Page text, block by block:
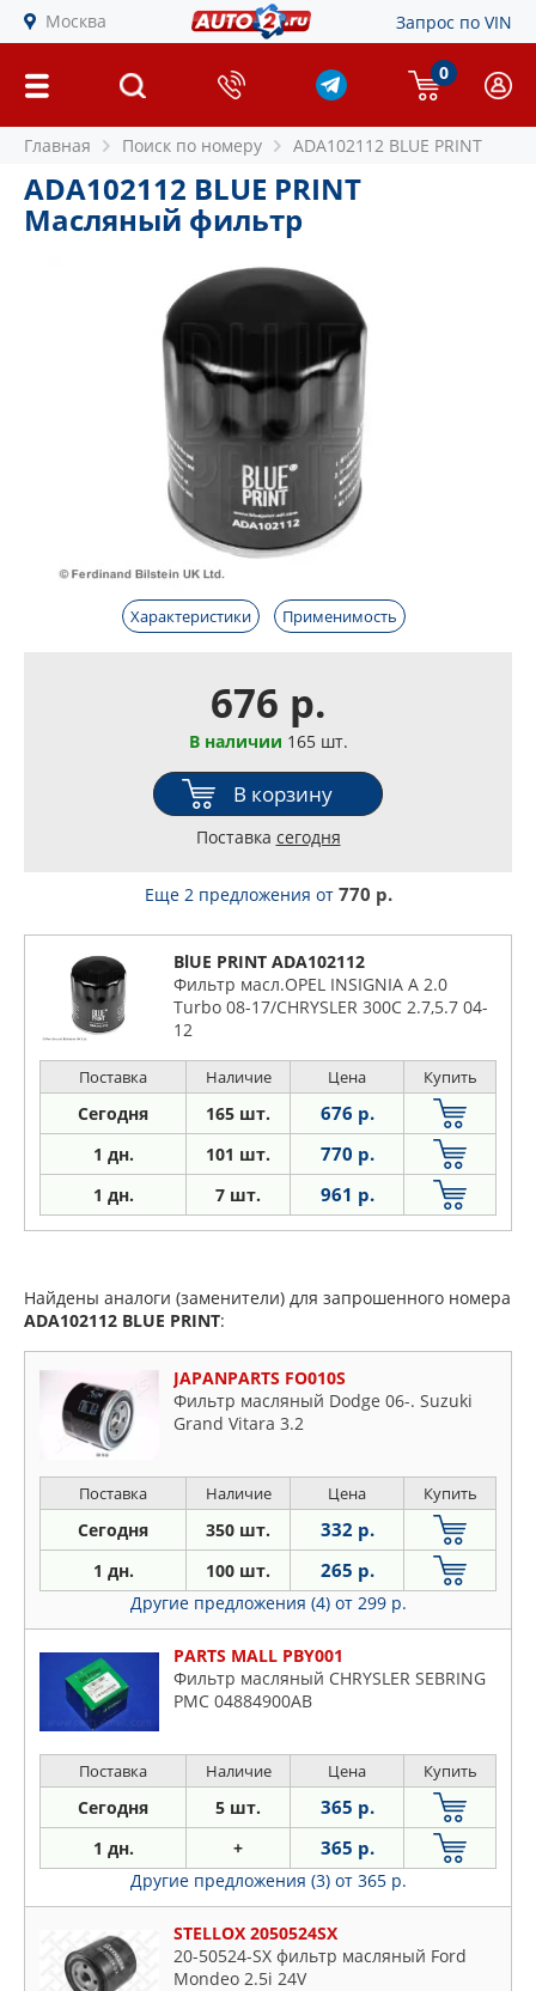
Москва Запрос по VIN
0
Главная Поиск по номеру ADA102112 BLUE PRINT
ADA102112 BLUE PRINT
Масляный фильтр
Характеристики Применимость
676 р.
В наличии 165 шт.
В корзину
Поставка сегодня
Еще 2 предложения от 770 р.
BlUE PRINT ADA102112
Фильтр масл.OPEL INSIGNIA A 2.0
Turbo 08-17/CHRYSLER 300C 2.7,5.7 04-
12
Поставка Наличие Цена Купить
Сегодня 165 шт. 676 р.
1 дн. 101 шт. 770 р.
1 дн. 7 шт. 961 р.
Найдены аналоги (заменители) для запрошенного номера
ADA102112 BLUE PRINT:
JAPANPARTS FO010S
Фильтр масляный Dodge 06-. Suzuki
Grand Vitara 3.2
Поставка Наличие Цена Купить
Сегодня 350 шт. 332 р.
1 дн. 100 шт. 265 р.
Другие предложения (4) от 299 р.
PARTS MALL PBY001
Фильтр масляный CHRYSLER SEBRING
PMC 04884900AB
Поставка Наличие Цена Купить
Сегодня 5 шт. 365 р.
1 дн. + 365 р.
Другие предложения (3) от 365 р.
STELLOX 2050524SX
20-50524-SX фильтр масляный Ford
Mondeo 2.5i 24V